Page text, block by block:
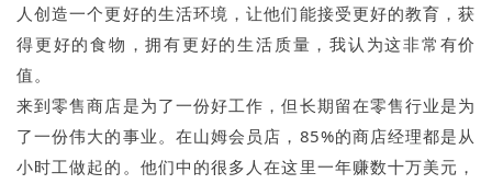
人创造一个更好的生活环境，让他们能接受更好的教育，获
得更好的食物，拥有更好的生活质量，我认为这非常有价
值。
来到零售商店是为了一份好工作，但长期留在零售行业是为
了一份伟大的事业。在山姆会员店，85%的商店经理都是从
小时工做起的。他们中的很多人在这里一年赚数十万美元，